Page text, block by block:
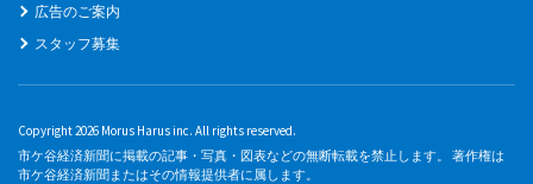
広告のご案内
スタッフ募集
Copyright 2026 Morus Harus inc. All rights reserved.
市ケ谷経済新聞に掲載の記事・写真・図表などの無断転載を禁止します。 著作権は
市ケ谷経済新聞またはその情報提供者に属します。